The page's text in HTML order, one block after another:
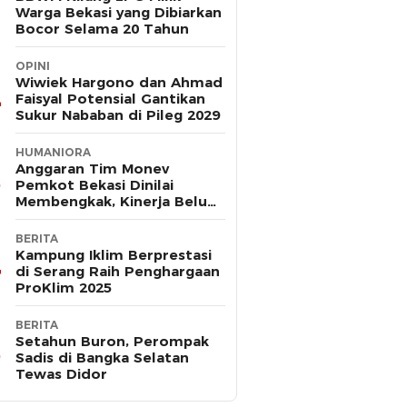
Warga Bekasi yang Dibiarkan
Bocor Selama 20 Tahun
OPINI
Wiwiek Hargono dan Ahmad
Faisyal Potensial Gantikan
Sukur Nababan di Pileg 2029
HUMANIORA
Anggaran Tim Monev
Pemkot Bekasi Dinilai
Membengkak, Kinerja Belum
Terbukti Efektif
BERITA
Kampung Iklim Berprestasi
di Serang Raih Penghargaan
ProKlim 2025
BERITA
Setahun Buron, Perompak
Sadis di Bangka Selatan
Tewas Didor